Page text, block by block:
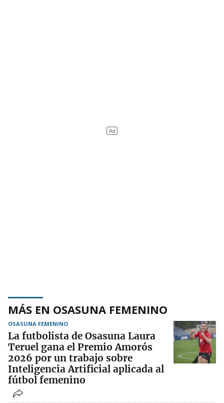
MÁS EN OSASUNA FEMENINO
OSASUNA FEMENINO
La futbolista de Osasuna Laura
Teruel gana el Premio Amorós
2026 por un trabajo sobre
Inteligencia Artificial aplicada al
fútbol femenino